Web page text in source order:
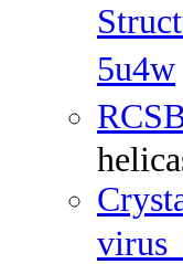
5u4w
virus